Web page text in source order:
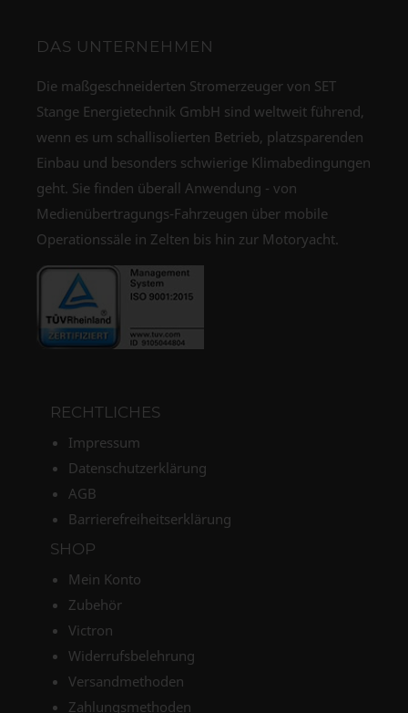
DAS UNTERNEHMEN
Die maßgeschneiderten Stromerzeuger von SET
Stange Energietechnik GmbH sind weltweit führend,
wenn es um schallisolierten Betrieb, platzsparenden
Einbau und besonders schwierige Klimabedingungen
geht. Sie finden überall Anwendung - von
Medienübertragungs-Fahrzeugen über mobile
Operationssäle in Zelten bis hin zur Motoryacht.
RECHTLICHES
Impressum
Datenschutzerklärung
AGB
Barrierefreiheitserklärung
SHOP
Mein Konto
Zubehör
Victron
Widerrufsbelehrung
Versandmethoden
Zahlungsmethoden